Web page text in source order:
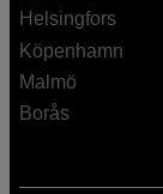
Helsingfors
Köpenhamn
Malmö
Borås